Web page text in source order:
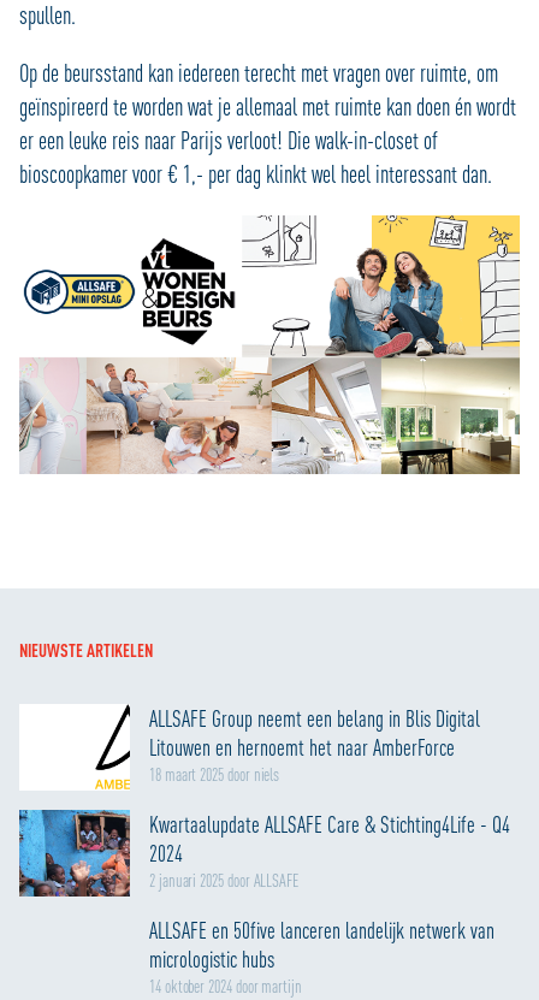
spullen.
Op de beursstand kan iedereen terecht met vragen over ruimte, om
geïnspireerd te worden wat je allemaal met ruimte kan doen én wordt
er een leuke reis naar Parijs verloot! Die walk-in-closet of
bioscoopkamer voor € 1,- per dag klinkt wel heel interessant dan.
NIEUWSTE ARTIKELEN
ALLSAFE Group neemt een belang in Blis Digital
Litouwen en hernoemt het naar AmberForce
18 maart 2025 door niels
Kwartaalupdate ALLSAFE Care & Stichting4Life - Q4
2024
2 januari 2025 door ALLSAFE
ALLSAFE en 50five lanceren landelijk netwerk van
micrologistic hubs
14 oktober 2024 door martijn